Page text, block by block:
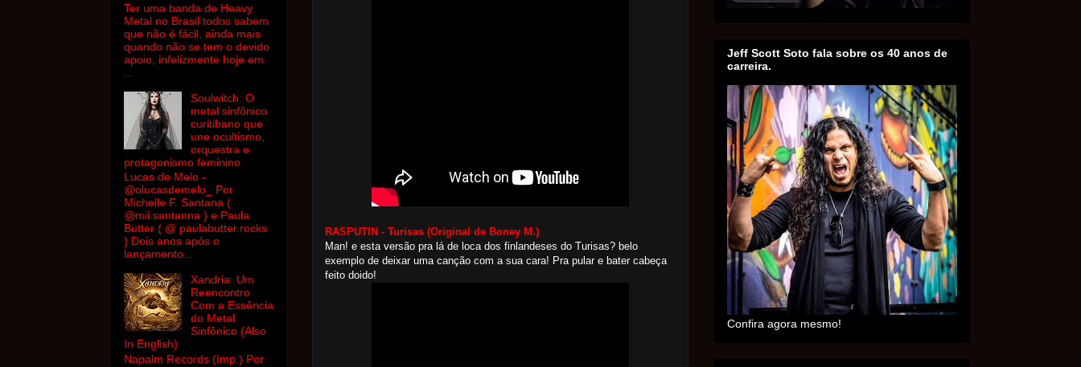
RASPUTIN - Turisas (Original de Boney M.)
Man! e esta versão pra lá de loca dos finlandeses do Turisas? belo
exemplo de deixar uma canção com a sua cara! Pra pular e bater cabeça
feito doido!
Ter uma banda de Heavy
Metal no Brasil todos sabem
que não é fácil, ainda mais
quando não se tem o devido
apoio, infelizmente hoje em
Soulwitch: O
metal sinfônico
curitibano que
une ocultismo,
orquestra e
protagonismo feminino
Lucas de Melo -
@olucasdemelo_ Por
Michelle F. Santana (
@mii.santanna ) e Paula
Butter ( @ paulabutter.rocks
) Dois anos após o
lançamento...
Xandria: Um
Reencontro
Com a Essência
do Metal
Sinfônico (Also
In English)
Napalm Records (Imp.) Por
Jeff Scott Soto fala sobre os 40 anos de
carreira.
Confira agora mesmo!